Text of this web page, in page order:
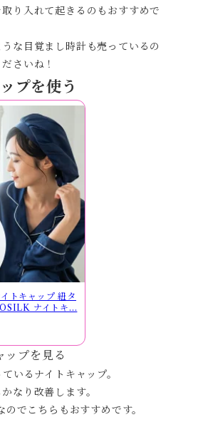
り入れて起きるのもおすすめで
な目覚まし時計も売っているの
さいね！
プを使う
トキャップ 紐タ
ナイトキ...
ップを見る
いるナイトキャップ。
なり改善します。
でこちらもおすすめです。